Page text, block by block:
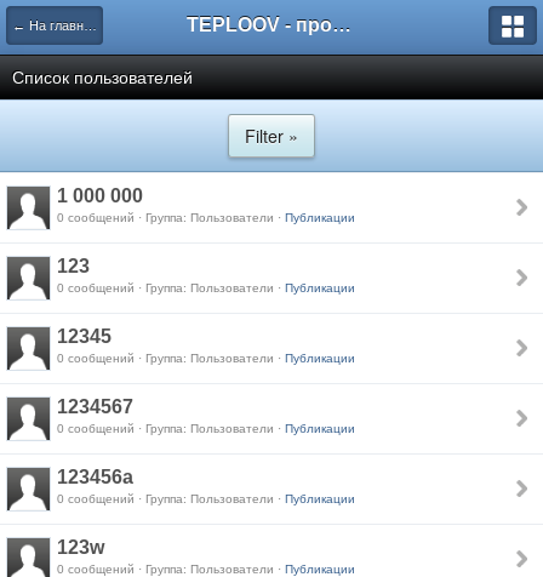
← На главную TEPLOOV - программный комплекс для расчёта систем отопления и вентиляции
Список пользователей
Filter »
1 000 000
0 сообщений · Группа: Пользователи · Публикации
123
0 сообщений · Группа: Пользователи · Публикации
12345
0 сообщений · Группа: Пользователи · Публикации
1234567
0 сообщений · Группа: Пользователи · Публикации
123456a
0 сообщений · Группа: Пользователи · Публикации
123w
0 сообщений · Группа: Пользователи · Публикации